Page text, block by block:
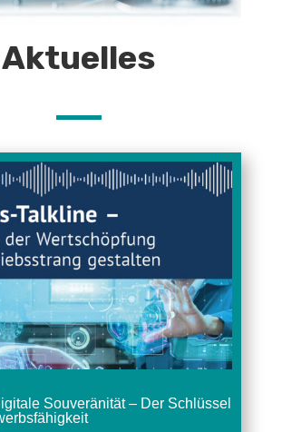
Aktuelles
Souveränität – Der Schlüssel